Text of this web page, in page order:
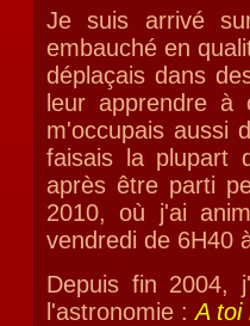
Je suis arrivé
embauché en
déplaçais dans
leur apprendre à
m'occupais aussi
faisais la plupart
après être parti
2010, où j'ai
vendredi de 6H40
Depuis fin 2004,
l'astronomie :A toi